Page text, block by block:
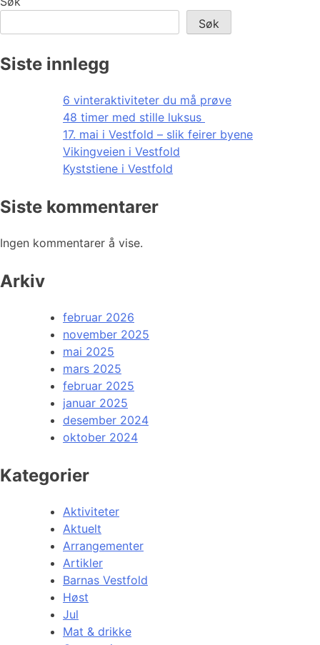
Søk
Siste innlegg
6 vinteraktiviteter du må prøve
48 timer med stille luksus
17. mai i Vestfold – slik feirer byene
Vikingveien i Vestfold
Kyststiene i Vestfold
Siste kommentarer
Ingen kommentarer å vise.
Arkiv
februar 2026
november 2025
mai 2025
mars 2025
februar 2025
januar 2025
desember 2024
oktober 2024
Kategorier
Aktiviteter
Aktuelt
Arrangementer
Artikler
Barnas Vestfold
Høst
Jul
Mat & drikke